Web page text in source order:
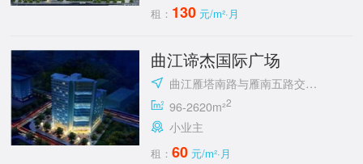
租： 130 元/m²·月
曲江谛杰国际广场
曲江雁塔南路与雁南五路交汇处向西100米路南
96-2620m²2
小业主
租：60 元/m²·月